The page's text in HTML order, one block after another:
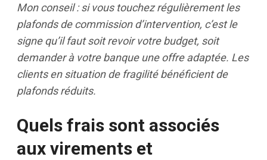
Mon conseil : si vous touchez régulièrement les
plafonds de commission d’intervention, c’est le
signe qu’il faut soit revoir votre budget, soit
demander à votre banque une offre adaptée. Les
clients en situation de fragilité bénéficient de
plafonds réduits.
Quels frais sont associés
aux virements et